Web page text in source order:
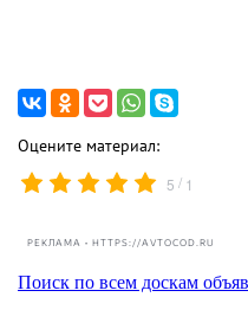
Оцените материал:
5 / 1
РЕКЛАМА • HTTPS://AVTOCOD.RU